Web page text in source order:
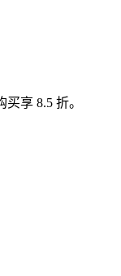
买享 8.5 折。